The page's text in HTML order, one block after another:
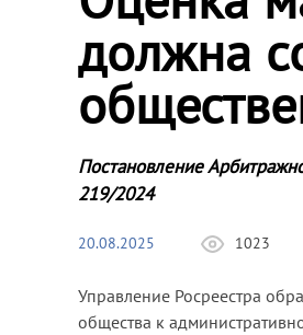
должна
Постановление
219/2024
20.08.2025 1023
Управление Росреестра
общества к